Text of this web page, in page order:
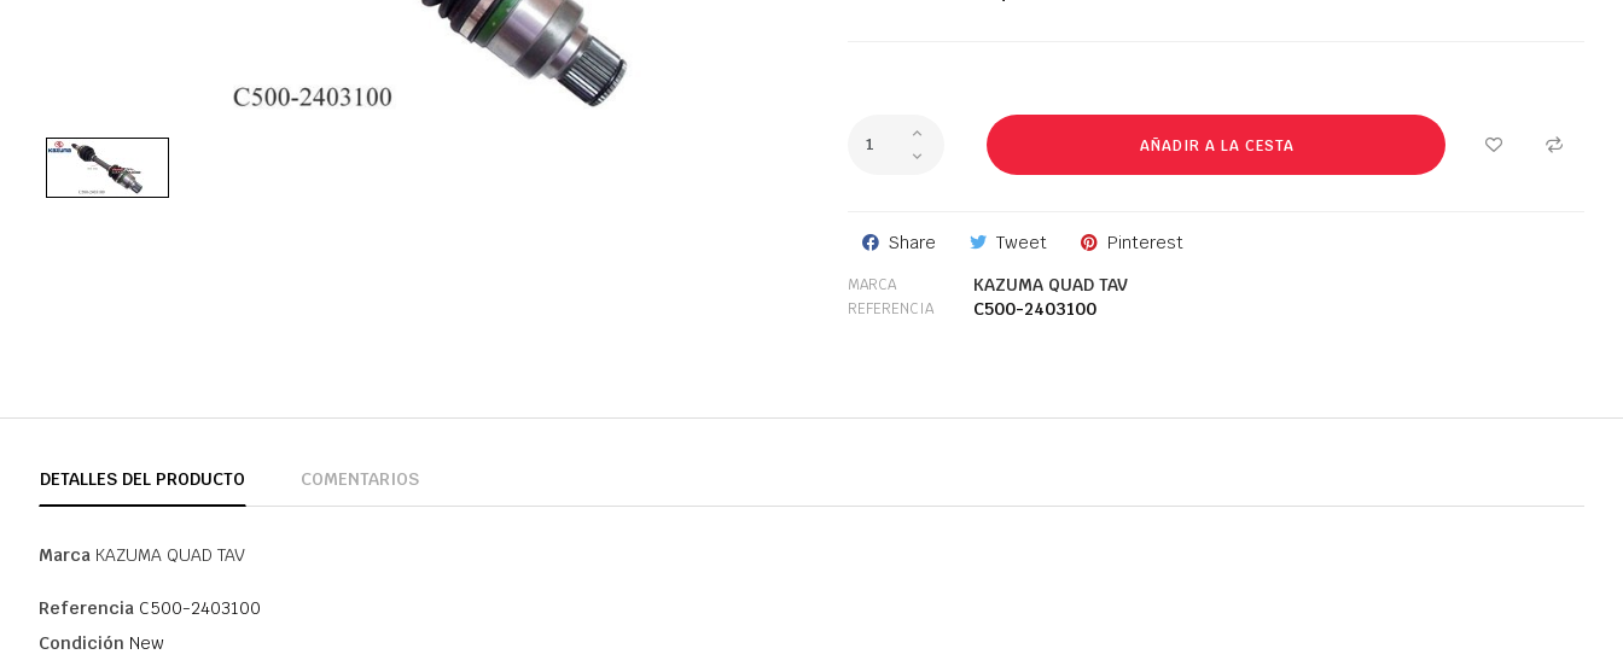
AÑADIR A LA CESTA
Share Tweet Pinterest
MARCA KAZUMA QUAD TAV
REFERENCIA C500-2403100
DETALLES DEL PRODUCTO COMENTARIOS
Marca KAZUMA QUAD TAV
Referencia C500-2403100
Condición New